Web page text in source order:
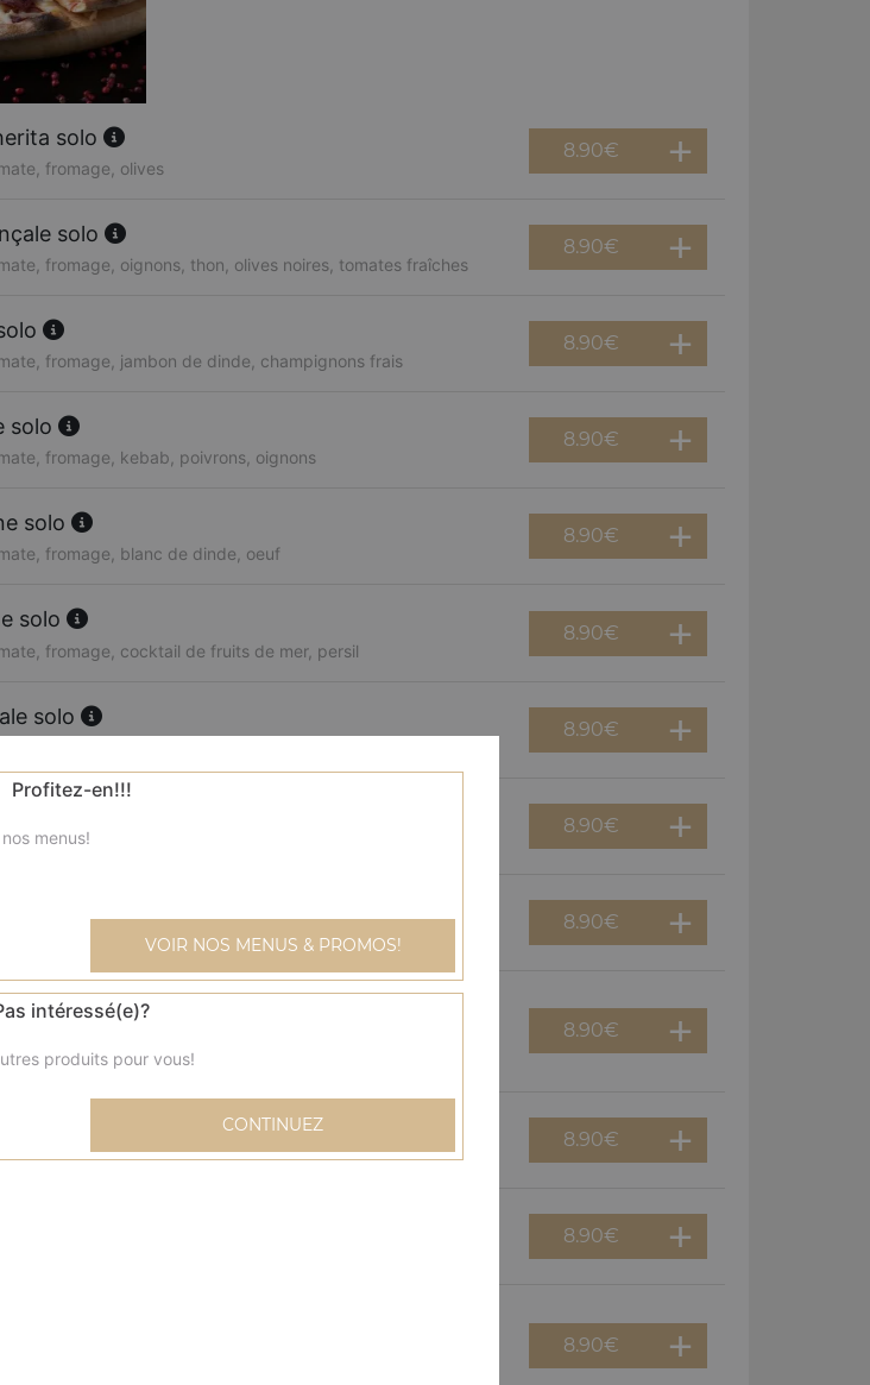
solo
fromage, olives
8.90€
solo
fromage, oignons, thon, olives noires, tomates fraîches
8.90€
fromage, jambon de dinde, champignons frais
8.90€
solo
fromage, kebab, poivrons, oignons
8.90€
solo
fromage, blanc de dinde, oeuf
8.90€
solo
fromage, cocktail de fruits de mer, persil
8.90€
solo
8.90€
fromage, viande hachée, boursin, oignons
8.90€
fromage, reblochon, chèvre, parmesan
8.90€
solo
8.90€
fromage, blanc de poulet, oignons, merguez, olives
8.90€
8.90€
8.90€
Profitez-en!!!
menus!
VOIR NOS MENUS & PROMOS!
intéressé(e)?
produits pour vous!
CONTINUEZ